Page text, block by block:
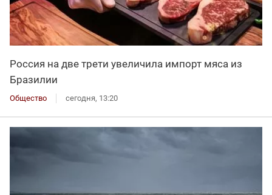
Россия на две трети увеличила импорт мяса из
Бразилии
Общество сегодня, 13:20